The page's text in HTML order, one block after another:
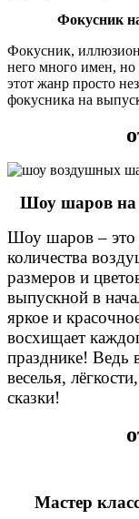
Фокусник
Фокусник,
него много имен, но
этот жанр просто
фокусника на
Шоу шаров на
Шоу шаров – это
количества
размеров и
выпускной в
яркое и
восхищает
празднике! Ведь
веселья,
сказки!
Мастер